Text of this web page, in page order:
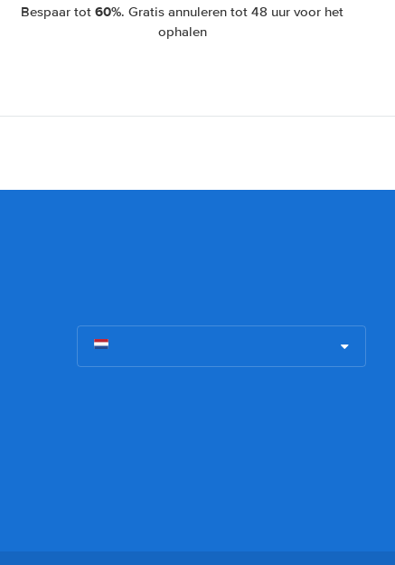
Bespaar tot60%. Gratis annuleren tot 48 uur voor het
ophalen